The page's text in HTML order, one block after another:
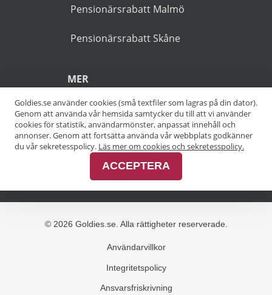
markerade med en asterisk
Pensionärsrabatt Stockholm
Pensionärsrabatt Göteborg
Pensionärsrabatt Malmö
Pensionärsrabatt Skåne
Alla kategorier
Goldies.se använder cookies (små textfiler som lagras på din dator).
Genom att använda vår hemsida samtycker du till att vi använder
cookies för statistik, användarmönster, anpassat innehåll och
annonser. Genom att fortsätta använda vår webbplats godkänner
du vår sekretesspolicy. Läs mer om cookies och sekretesspolicy.
ACCEPTERA